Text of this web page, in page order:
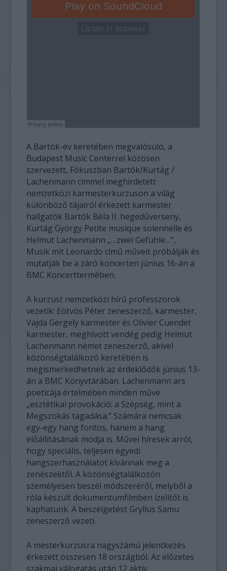
A Bartók-év keretében megvalósuló, a
Budapest Music Centerrel közösen
szervezett, Fókuszban Bartók/Kurtág /
Lachenmann címmel meghirdetett
nemzetközi karmesterkurzuson a világ
különböző tájairól érkezett karmester
hallgatók Bartók Béla II. hegedűverseny,
Kurtág György Petite musique solennelle és
Helmut Lachenmann „…zwei Gefühle…”,
Musik mit Leonardo című műveit próbálják és
mutatják be a záró koncerten június 16-án a
BMC Koncerttermében.
A kurzust nemzetközi hírű professzorok
vezetik: Eötvös Péter zeneszerző, karmester,
Vajda Gergely karmester és Olivier Cuendet
karmester, meghívott vendég pedig Helmut
Lachenmann német zeneszerző, akivel
közönségtalálkozó keretében is
megismerkedhetnek az érdeklődők június 13-
án a BMC Könyvtárában. Lachenmann ars
poeticája értelmében minden műve
„esztétikai provokáció: a Szépség, mint a
Megszokás tagadása.” Számára nemcsak
egy-egy hang fontos, hanem a hang
előállításának módja is. Művei híresek arról,
hogy speciális, teljesen egyedi
hangszerhasználatot kívánnak meg a
zenészektől. A közönségtalálkozón
személyesen beszél módszeréről, melyből a
róla készült dokumentumfilmben ízelítőt is
kaphatunk. A beszélgetést Gryllus Samu
zeneszerző vezeti.
A mesterkurzusra nagyszámú jelentkezés
érkezett összesen 18 országból. Az előzetes
szakmai válogatás után 12 aktív